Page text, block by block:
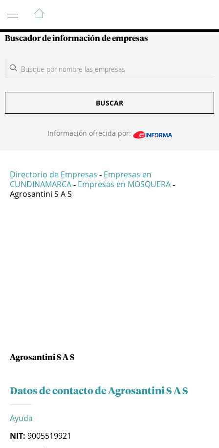
Guía de Empresas Colombianas
Buscador de información de empresas
BUSCAR
Información ofrecida por:
Directorio de Empresas - Empresas en
CUNDINAMARCA - Empresas en MOSQUERA -
Agrosantini S A S
Agrosantini S A S
Datos de contacto de Agrosantini S A S
Ayuda
NIT: 9005519921